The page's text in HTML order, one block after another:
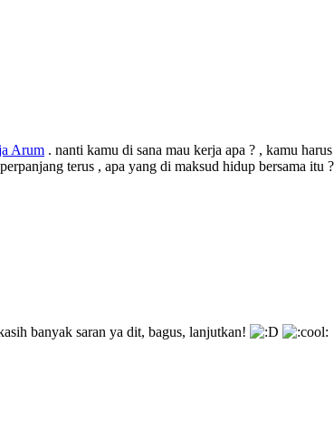
Arum . nanti kamu di sana mau kerja apa ? , kamu
terus , apa yang di maksud hidup bersama itu ?
banyak saran ya dit, bagus, lanjutkan!